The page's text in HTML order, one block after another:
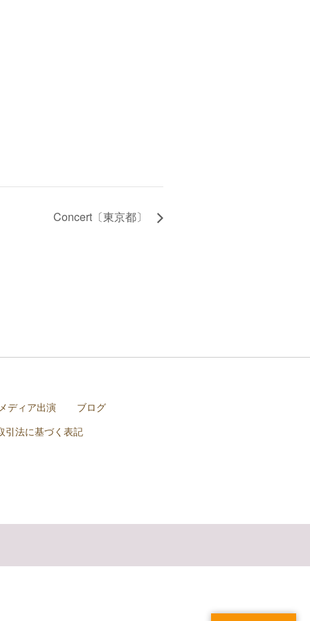
Concert〔東京都〕
ディア出演 ブログ
引法に基づく表記